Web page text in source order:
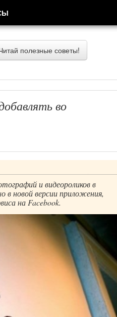
полезные советы!
во
и видеороликов в
в новой версии приложения,
на Facebook.